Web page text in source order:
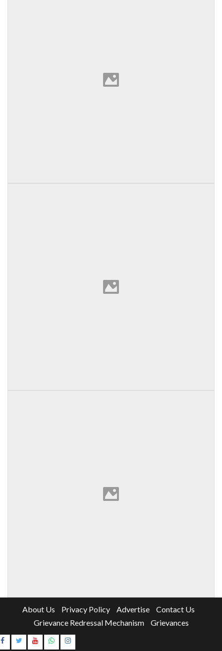
About Us Privacy Policy Advertise
Contact Us
Grievance Redressal Mechanism
Grievances
Instagram